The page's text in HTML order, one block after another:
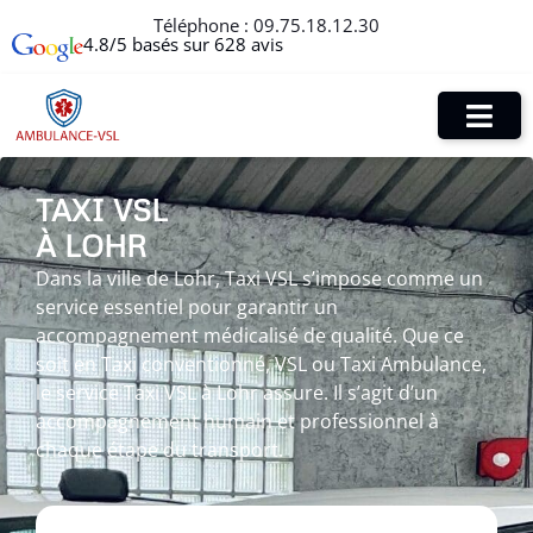
Téléphone : 09.75.18.12.30
4.8/5 basés sur 628 avis
TAXI VSL
À LOHR
Dans la ville de Lohr, Taxi VSL s’impose comme un
service essentiel pour garantir un
accompagnement médicalisé de qualité. Que ce
soit en Taxi conventionné, VSL ou Taxi Ambulance,
le service Taxi VSL à Lohr assure. Il s’agit d’un
accompagnement humain et professionnel à
chaque étape du transport.